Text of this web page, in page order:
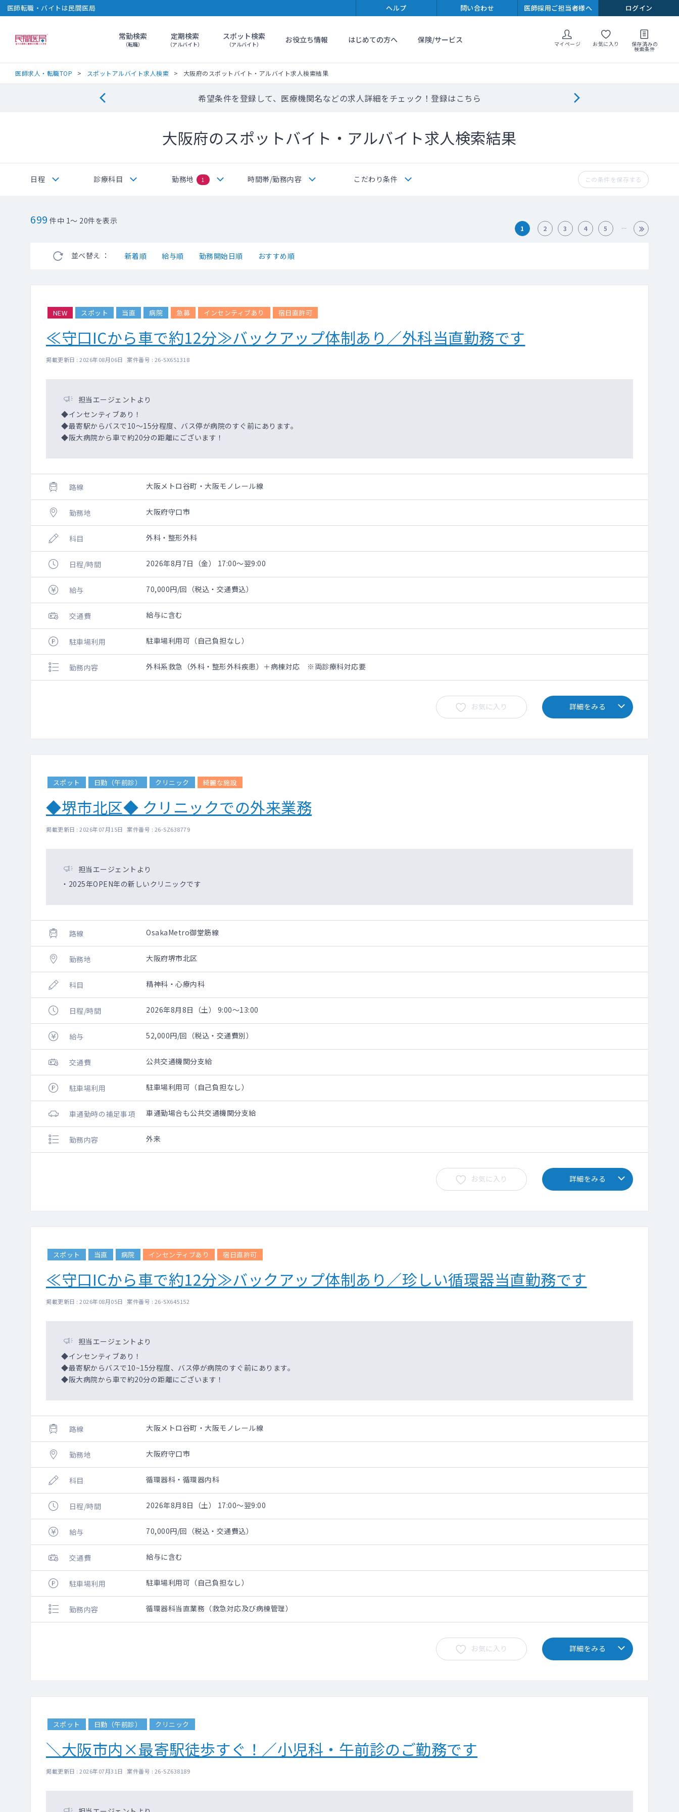
医師転職・バイトは民間医局 ヘルプ 問い合わせ 医師採用ご担当者様へ ログイン
民間医局常勤検索
（転職）
定期検索
（アルバイト）
スポット検索
（アルバイト） お役立ち情報 はじめての方へ 保険/サービス マイページ お気に入り 保存済みの
検索条件
医師求人・転職TOP スポットアルバイト求人検索 大阪府のスポットバイト・アルバイト求人検索結果
希望条件を登録して、医療機関名などの求人詳細をチェック！登録はこちら
大阪府のスポットバイト・アルバイト求人検索結果
日程 診療科目 勤務地 1 時間帯/勤務内容 こだわり条件 この条件を保存する
699 件中 1～ 20件を表示
並べ替え ： 新着順 給与順 勤務開始日順 おすすめ順
1 2 3 4 5
NEW スポット 当直 病院 急募 インセンティブあり 宿日直許可
≪守口ICから車で約12分≫バックアップ体制あり／外科当直勤務です
掲載更新日 : 2026年08月06日 案件番号 : 26-SX651318
担当エージェントより
◆インセンティブあり！
◆最寄駅からバスで10～15分程度、バス停が病院のすぐ前にあります。
◆阪大病院から車で約20分の距離にございます！
路線 大阪メトロ谷町・大阪モノレール線
勤務地 大阪府守口市
科目 外科・整形外科
日程/時間 2026年8月7日（金） 17:00～翌9:00
給与 70,000円/回（税込・交通費込）
交通費 給与に含む
駐車場利用 駐車場利用可（自己負担なし）
勤務内容 外科系救急（外科・整形外科疾患）＋病棟対応 ※両診療科対応要
お気に入り 詳細をみる
スポット 日勤（午前診） クリニック 綺麗な施設
◆堺市北区◆ クリニックでの外来業務
掲載更新日 : 2026年07月15日 案件番号 : 26-SZ638779
担当エージェントより
・2025年OPEN年の新しいクリニックです
路線 OsakaMetro御堂筋線
勤務地 大阪府堺市北区
科目 精神科・心療内科
日程/時間 2026年8月8日（土） 9:00～13:00
給与 52,000円/回（税込・交通費別）
交通費 公共交通機関分支給
駐車場利用 駐車場利用可（自己負担なし）
車通勤時の補足事項 車通勤場合も公共交通機関分支給
勤務内容 外来
お気に入り 詳細をみる
スポット 当直 病院 インセンティブあり 宿日直許可
≪守口ICから車で約12分≫バックアップ体制あり／珍しい循環器当直勤務です
掲載更新日 : 2026年08月05日 案件番号 : 26-SX645152
担当エージェントより
◆インセンティブあり！
◆最寄駅からバスで10~15分程度、バス停が病院のすぐ前にあります。
◆阪大病院から車で約20分の距離にございます！
路線 大阪メトロ谷町・大阪モノレール線
勤務地 大阪府守口市
科目 循環器科・循環器内科
日程/時間 2026年8月8日（土） 17:00～翌9:00
給与 70,000円/回（税込・交通費込）
交通費 給与に含む
駐車場利用 駐車場利用可（自己負担なし）
勤務内容 循環器科当直業務（救急対応及び病棟管理）
お気に入り 詳細をみる
スポット 日勤（午前診） クリニック
＼大阪市内×最寄駅徒歩すぐ！／小児科・午前診のご勤務です
掲載更新日 : 2026年07月31日 案件番号 : 26-SZ638189